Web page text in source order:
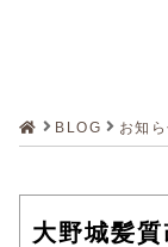
BLOG お知
大野城髪